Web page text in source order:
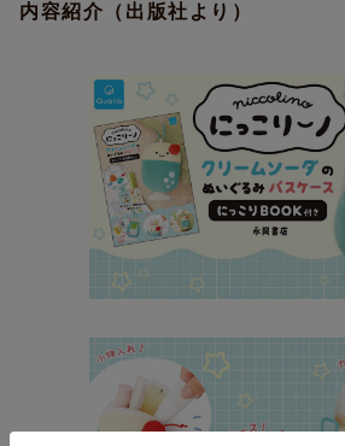
内容紹介（出版社より）